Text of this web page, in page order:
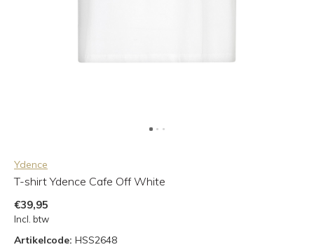
Ydence
T-shirt Ydence Cafe Off White
€39,95
Incl. btw
Artikelcode: HSS2648